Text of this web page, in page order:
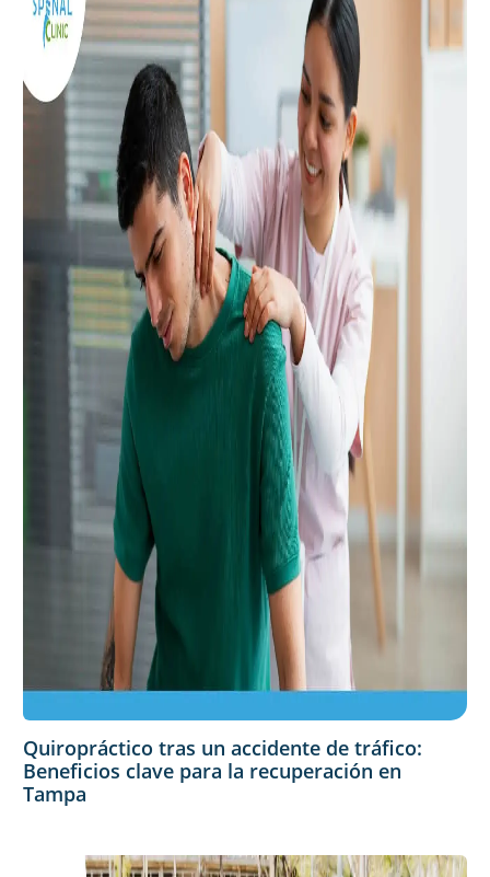
Quiropráctico tras un accidente de tráfico:
Beneficios clave para la recuperación en
Tampa